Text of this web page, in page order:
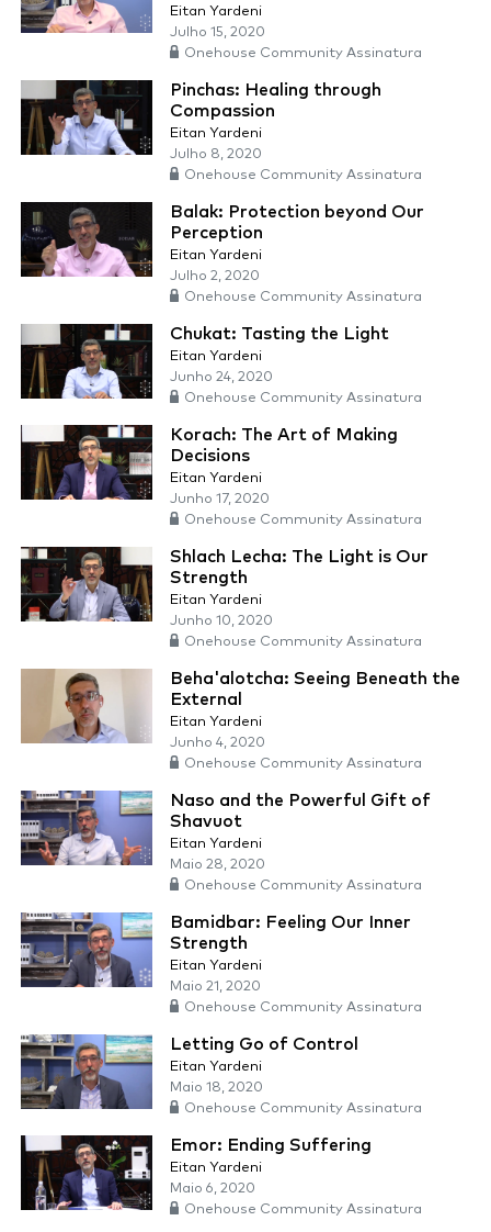
Eitan Yardeni
Julho 15, 2020
Onehouse Community Assinatura
Pinchas: Healing through
Compassion
Eitan Yardeni
Julho 8, 2020
Onehouse Community Assinatura
Balak: Protection beyond Our
Perception
Eitan Yardeni
Julho 2, 2020
Onehouse Community Assinatura
Chukat: Tasting the Light
Eitan Yardeni
Junho 24, 2020
Onehouse Community Assinatura
Korach: The Art of Making
Decisions
Eitan Yardeni
Junho 17, 2020
Onehouse Community Assinatura
Shlach Lecha: The Light is Our
Strength
Eitan Yardeni
Junho 10, 2020
Onehouse Community Assinatura
Beha'alotcha: Seeing Beneath the
External
Eitan Yardeni
Junho 4, 2020
Onehouse Community Assinatura
Naso and the Powerful Gift of
Shavuot
Eitan Yardeni
Maio 28, 2020
Onehouse Community Assinatura
Bamidbar: Feeling Our Inner
Strength
Eitan Yardeni
Maio 21, 2020
Onehouse Community Assinatura
Letting Go of Control
Eitan Yardeni
Maio 18, 2020
Onehouse Community Assinatura
Emor: Ending Suffering
Eitan Yardeni
Maio 6, 2020
Onehouse Community Assinatura